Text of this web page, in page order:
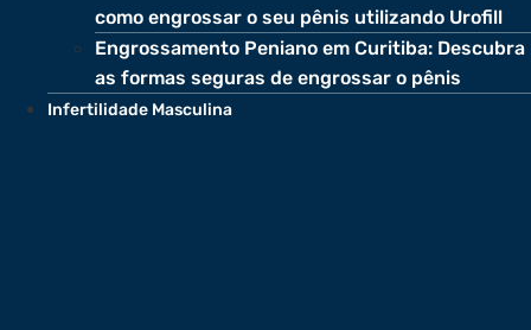
como engrossar o seu pênis utilizando Urofill
Engrossamento Peniano em Curitiba: Descubra
as formas seguras de engrossar o pênis
Infertilidade Masculina